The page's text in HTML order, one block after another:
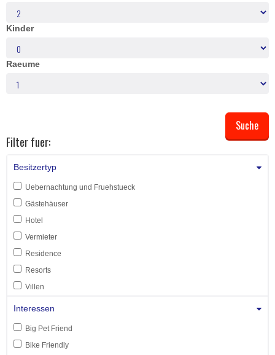
Kinder
Raeume
Filter fuer:
Besitzertyp
Uebernachtung und Fruehstueck
Gästehäuser
Hotel
Vermieter
Residence
Resorts
Villen
Interessen
Big Pet Friend
Bike Friendly